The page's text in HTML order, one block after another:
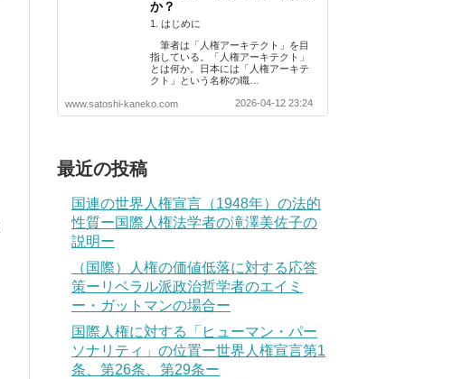
か？
1. はじめに
筆者は「人権アーキテクト」を目
指している。「人権アーキテクト」
とは何か。日本には「人権アーキテ
クト」という名称の職…
www.satoshi-kaneko.com 2026-04-12 23:24
最近の投稿
国連の世界人権宣言（1948年）の法的
性質ー国際人権法学者の滝澤美佐子の
説明ー
（国際）人権の価値低落に対する応答
策ーリベラル派政治哲学者のエイミ
ー・ガットマンの場合ー
国際人権に対する「ヒューマン・パー
ソナリティ」の位置ー世界人権宣言第1
条、第26条、第29条ー